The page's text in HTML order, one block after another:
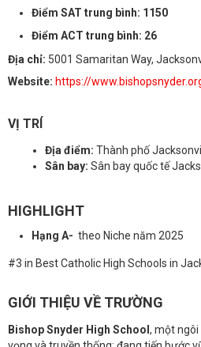
Điểm SAT trung bình: 1150
Điểm ACT trung bình: 26
Địa chỉ: 5001 Samaritan Way,
Website: https://
VỊ TRÍ
Địa điểm: Thành phố
Sân bay: Sân bay quốc tế
HIGHLIGHT
Hạng A- theo Niche năm 2025
#3 in Best Catholic High Schools in
GIỚI THIỆU VỀ TRƯỜNG
Bishop Snyder High School , một